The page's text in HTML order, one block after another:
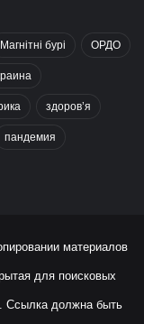
Магнітні бурі ОРДО
здоров’я
пандемия
материалов
для поисковых
Ссылка должна быть